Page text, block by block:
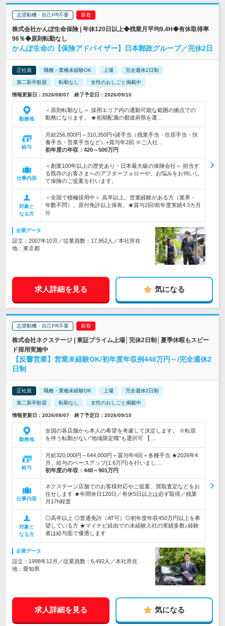
志望動機・自己PR不要
株式会社かんぽ生命保険 | 年休120日以上◆残業月平均9.4H◆有休取得率
96％◆原則転勤なし
かんぽ生命の【保険アドバイザー】日本郵政グループ／完休2日
正社員 職種・業種未経験OK 上場 完全週休2日制
第二新卒歓迎 転勤なし 女性のおしごと掲載中
情報更新日：2026/08/07 終了予定日：2026/09/10
勤務地
＜原則転勤なし＞ 採用エリア内の通勤可能な範囲の拠点での
勤務になります。 ★初期配属の都道府県を選…
給与
月給256,800円～310,350円+諸手当（残業手当・住居手当・扶
養手当・営業手当など）+賞与年2回 ※ご入社…
初年度の年収： 420～500万円
仕事内容
＜創業100年以上の歴史あり・日本最大級の保険会社＞ 担当す
る既存のお客さまへのアフターフォローや、お悩みをお伺いし
て保険のご提案を行います。
対象と
なる方
＜全国で積極採用中＞ 高卒以上。営業経験がある方（業界・
年数不問）。原付免許以上保有。★賞与2回/前年度実績4.3カ月
分
企業データ
設立：2007年10月／従業員数：17,952人／本社所在
地：東京都
求人詳細を見る 気になる
志望動機・自己PR不要
株式会社ネクステージ | 東証プライム上場│完休2日制│夏季休暇もスピー
ド採用実施中
【反響営業】営業未経験OK/初年度年収例448万円～/完全週休2
日制
正社員 職種・業種未経験OK 上場 完全週休2日制
第二新卒歓迎 転勤なし 女性のおしごと掲載中
情報更新日：2026/08/07 終了予定日：2026/09/10
勤務地
全国の各店舗から本人の希望を考慮して決定します。 ※転居
を伴う転勤がない”地域限定職”も選択可 【…
給与
月給320,000円～644,000円＋賞与年4回＋各種手当 ★2026年4
月、給与のベースアップ(1.6万円)を行いまし…
初年度の年収： 448～901万円
仕事内容
ネクステージ店舗でのお客様対応やご提案、買取査定などをお
任せします ★年間休日120日／有休5日以上は必ず取得／残業
月17h程度
対象と
なる方
◎高卒以上 ◎普通免許（AT可）◎初年度年収450万円以上を希
望している方 ★マイナビ経由での未経験入社の実績多数♪経験
者は給与面で優遇します
企業データ
設立：1998年12月／従業員数：6,492人／本社所在
地：愛知県
求人詳細を見る 気になる